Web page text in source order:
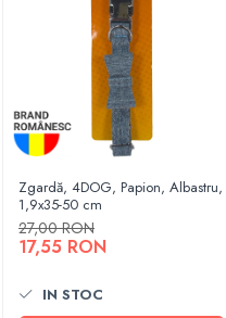
Zgardă, 4DOG, Papion, Albastru,
1,9x35-50 cm
27,00 RON
17,55 RON
IN STOC